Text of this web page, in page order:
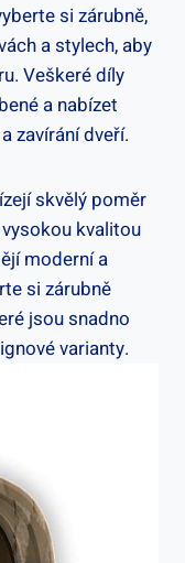
si zárubně,
a stylech, aby
Veškeré díly
a nabízet
zavírání dveří.
skvělý poměr
kvalitou
moderní a
si zárubně
jsou snadno
varianty.